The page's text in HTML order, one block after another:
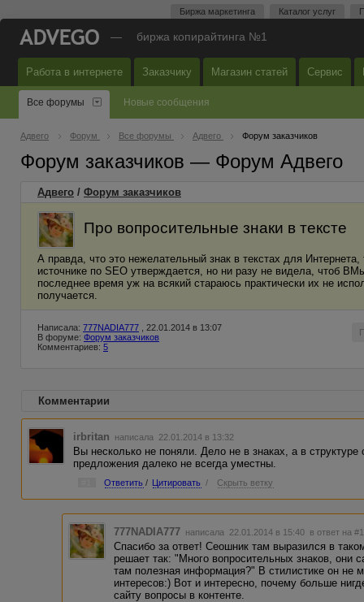
Биржа маркетинга Каталог услуг
— биржа копирайтинга №1
Работа в интернете Заказчику Магазин статей Сервис
Все форумы Новые сообщения
Адвего Форум Все форумы Адвего Форум заказчиков
Форум заказчиков — Форум Адвего
Адвего / Форум заказчиков
Про вопросительные знаки в тексте
А правда, что это нежелательный знак в текстах для
источнике по SEO утверждается, но ни разу не видела, чтоб
последнее время уж на всякий стараюсь практически их не
получается.
Написала: 777NADIA777 , 22.01.2014 в 13:07
В форуме: Форум заказчиков
Комментариев: 5
Комментарии
irbritan написала 22.01.2014 в 13:32
Вы несколько не поняли. Дело не в знаках, а в
предложения далеко не всегда уместны.
Ответить / Цитировать / Скрыть ветку
777NADIA777 написала 22.01.2014 в 15:40 в ответ на #1
Спасибо за ответ! Сеошник там выразился в
решает так: "Много вопросительных знаков, они
там полезная информация?" В стилистике он не
интересов:) Вот и интересно, почему больше
сайту вопросы в контенте.